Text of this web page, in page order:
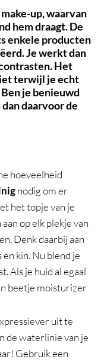
up, waarvan
hem draagt. De
enkele producten
ëerd. Je werkt dan
Het
terwijl je echt
je benieuwd
daarvoor de
hoeveelheid
nodig om er
het topje van je
op elk plekje van
Denk daarbij aan
kin. Nu blend je
Als je huid al egaal
beetje moisturizer
uit te
de waterlinie van je
Gebruik een